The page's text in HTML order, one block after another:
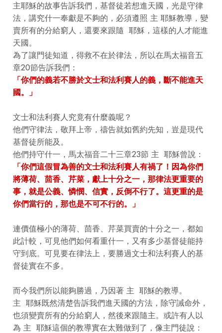
主耶穌的故事告訴我們，基督徒若想進天國，光是守律
法，講究什一奉獻是不夠的，必須遵照 主 耶穌教導，變
賣所有的分給窮人，還要來跟隨 耶穌，這樣的人才能進
天國。
為了讓門徒知道，得救不在於律法，所以在馬太福音五
章20節告訴我們：
「你們的義若不勝於文士和法利賽人的義，斷不能進天
國。」
文士和法利賽人究竟有什麼義呢？
他們守律法，敬拜上帝，禱告就如舊約先知，豈是現代
基督徒所能及。
他們持守什一，馬太福音二十三章23節 主 耶穌曾說：
「你們這假冒為善的文士和法利賽人有禍了！因為你們
將薄荷、茴香、芹菜，獻上十分之一，那律法更重要的
事，就是公義、憐憫、信實，反倒不行了。這更重的是
你們當行的，那也是不可不行的。」
連價值極小的薄荷、茴香、芹菜買賣的十分之一，都如
此計較，可見他們如何看重什一，又有多少基督徒能持
守到底。可見要在律法上，要勝過文士和法利賽人的基
督徒實在不多。
而今我們所以能夠勝過，乃因著 主 耶穌的教導。
主 耶穌既然清楚告訴我們進天國的方法，除守誡命外，
也須變賣所有的分給窮人，然後來跟隨主。或許有人以
為 主 耶穌這個的教導實在太難做到了，像主門徒說：